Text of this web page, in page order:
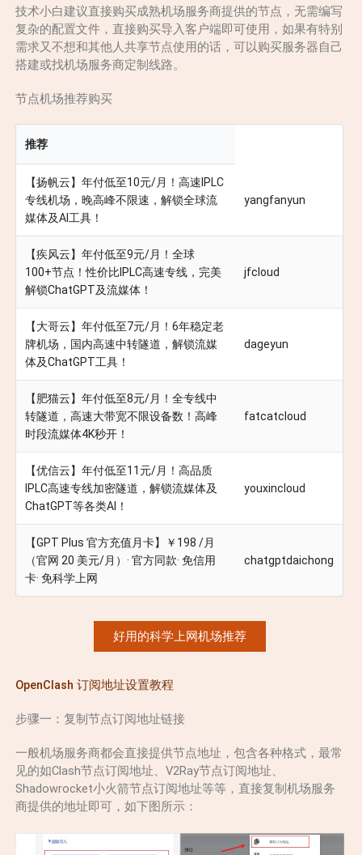
技术小白建议直接购买成熟机场服务商提供的节点，无需编写
复杂的配置文件，直接购买导入客户端即可使用，如果有特别
需求又不想和其他人共享节点使用的话，可以购买服务器自己
搭建或找机场服务商定制线路。
节点机场推荐购买
推荐
【扬帆云】年付低至10元/月！高速IPLC
专线机场，晚高峰不限速，解锁全球流
媒体及AI工具！
yangfanyun
【疾风云】年付低至9元/月！全球
100+节点！性价比IPLC高速专线，完美
解锁ChatGPT及流媒体！
jfcloud
【大哥云】年付低至7元/月！6年稳定老
牌机场，国内高速中转隧道，解锁流媒
体及ChatGPT工具！
dageyun
【肥猫云】年付低至8元/月！全专线中
转隧道，高速大带宽不限设备数！高峰
时段流媒体4K秒开！
fatcatcloud
【优信云】年付低至11元/月！高品质
IPLC高速专线加密隧道，解锁流媒体及
ChatGPT等各类AI！
youxincloud
【GPT Plus 官方充值月卡】￥198 /月
（官网 20 美元/月）· 官方同款· 免信用
卡· 免科学上网
chatgptdaichong
好用的科学上网机场推荐
OpenClash 订阅地址设置教程
步骤一：复制节点订阅地址链接
一般机场服务商都会直接提供节点地址，包含各种格式，最常
见的如Clash节点订阅地址、V2Ray节点订阅地址、
Shadowrocket小火箭节点订阅地址等等，直接复制机场服务
商提供的地址即可，如下图所示：